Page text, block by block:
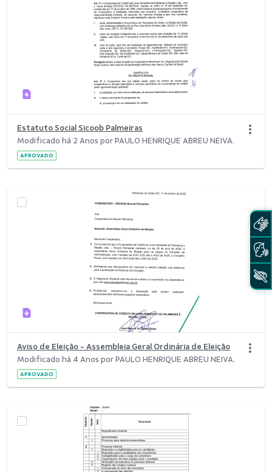
Estatuto Social Sicoob Palmeiras
Modificado há 2 Anos por PAULO HENRIQUE ABREU NEIVA.
APROVADO
Aviso de Eleição - Assembleia Geral Ordinária de Eleição
Modificado há 4 Anos por PAULO HENRIQUE ABREU NEIVA.
APROVADO